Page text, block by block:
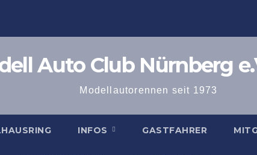
Auto Club Nürnberg
Modellautorennen seit 1973
INFOS GASTFAHRER